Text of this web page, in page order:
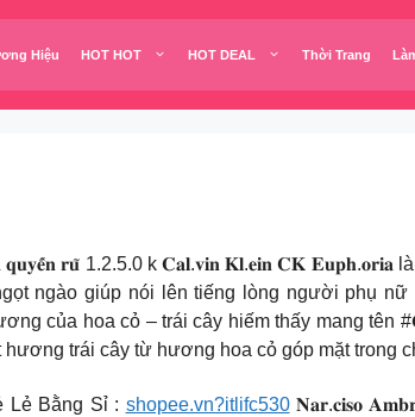
Hiệu HOT HOT HOT DEAL Thời Trang
𝐪𝐮𝐲𝐞̂́𝐧 𝐫𝐮̃ 1.2.5.0 k 𝐂𝐚𝐥.𝐯𝐢𝐧 𝐊𝐥.𝐞𝐢𝐧 𝐂𝐊
ngào giúp nói lên tiếng lòng người phụ
của hoa cỏ – trái cây hiếm thấy mang tên
trái cây từ hương hoa cỏ góp mặt trong
Lẻ Bằng Sỉ : shopee.vn?itlifc530𝐍𝐚𝐫.𝐜𝐢𝐬𝐨